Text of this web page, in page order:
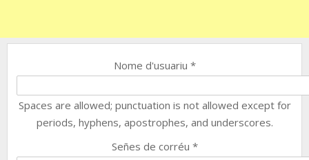
Nome d'usuariu *
Spaces are allowed; punctuation is not allowed except for
periods, hyphens, apostrophes, and underscores.
Señes de corréu *